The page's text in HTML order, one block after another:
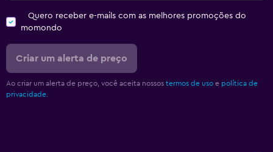
Quero receber e-mails com as melhores promoções do
momondo
Criar um alerta de preço
Ao criar um alerta de preço, você aceita nossos termos de uso e política de
privacidade.